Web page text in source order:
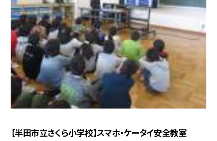
【半田市立さくら小学校】スマホ・ケータイ安全教室